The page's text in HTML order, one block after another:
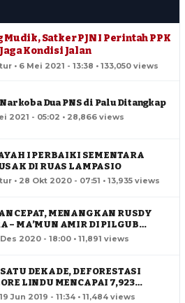
Satker PJN I Perintah PPK
Kondisi Jalan
• 6 Mei 2021 - 13:38 • 133,050 views
Dua PNS di Palu Ditangkap
2021 - 05:02 • 28,866 views
I PERBAIKI SEMENTARA
DI RUAS LAMPASIO
• 28 Okt 2020 - 07:51 • 13,935 views
CEPAT, MENANGKAN RUSDY
– MA’MUN AMIR DI PILGUB
2020 - 18:00 • 11,891 views
DEKADE, DEFORESTASI
LINDU MENCAPAI 7,923
Jun 2019 - 11:34 • 11,484 views